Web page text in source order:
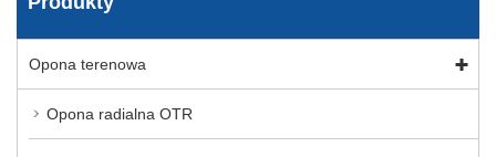
Opona terenowa
Opona radialna OTR